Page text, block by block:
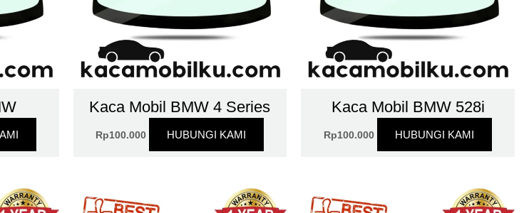
Kaca Mobil BMW 4 Series
Rp100.000 HUBUNGI KAMI
Kaca Mobil BMW 528i
Rp100.000 HUBUNGI KAMI